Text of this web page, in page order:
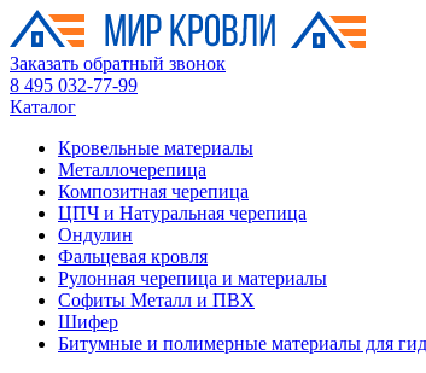
Заказать обратный звонок
8 495 032-77-99
Каталог
Кровельные материалы
Металлочерепица
Композитная черепица
ЦПЧ и Натуральная черепица
Ондулин
Фальцевая кровля
Рулонная черепица и материалы
Софиты Металл и ПВХ
Шифер
Битумные и полимерные материалы для